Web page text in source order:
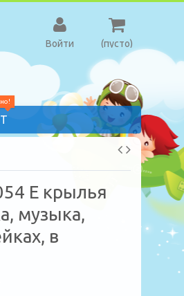
(пусто)
Войти
E крылья
музыка,
в